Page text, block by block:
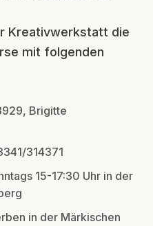
Kreativwerkstatt die
mit folgenden
Brigitte
314371
15-17:30 Uhr in der
in der Märkischen